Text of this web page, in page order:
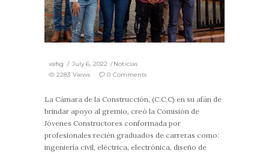
xafsg July 6, 2022
Noticias
2283 Views
0 Comments
La Cámara de la Construcción, (C.C.C) en su afán de
brindar apoyo al gremio, creó la Comisión de
Jóvenes Constructores conformada por
profesionales recién graduados de carreras como:
ingeniería civil, eléctrica, electrónica, diseño de